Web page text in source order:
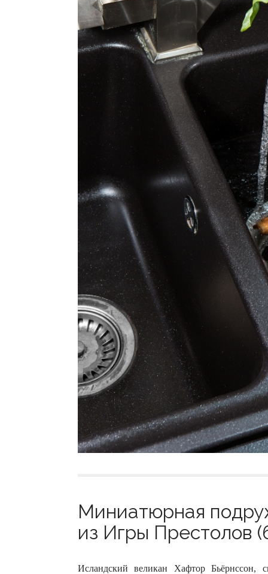
Миниатюрная
из Игры Престолов
Исландский великан Хафтор